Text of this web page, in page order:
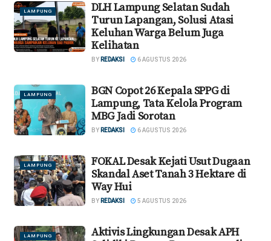
LAMPUNG
DLH Lampung Selatan Sudah
Turun Lapangan, Solusi Atasi
Keluhan Warga Belum Juga
Kelihatan
BY REDAKSI 6 AGUSTUS 2026
LAMPUNG
BGN Copot 26 Kepala SPPG di
Lampung, Tata Kelola Program
MBG Jadi Sorotan
BY REDAKSI 6 AGUSTUS 2026
LAMPUNG
FOKAL Desak Kejati Usut Dugaan
Skandal Aset Tanah 3 Hektare di
Way Hui
BY REDAKSI 5 AGUSTUS 2026
LAMPUNG
Aktivis Lingkungan Desak APH